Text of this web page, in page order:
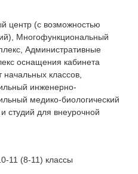
центр (с возможностью
Многофункциональный
Административные
оснащения кабинета
начальных классов,
инженерно-
медико-биологический
студий для внеурочной
11 (8-11) классы